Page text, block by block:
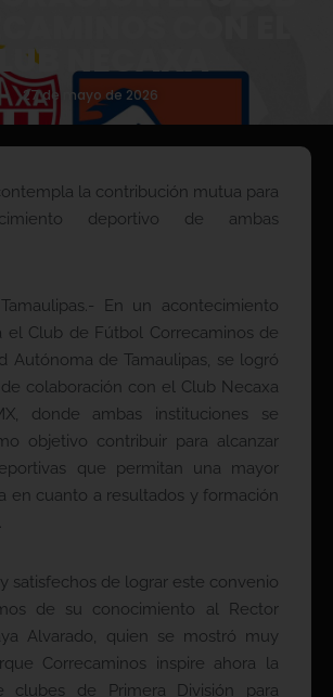
CON EL
NECAXA
27 de mayo de 2026
la contribución mutua para
deportivo de ambas
En un acontecimiento
el Club de Fútbol Correcaminos de
Autónoma de Tamaulipas, se logró
colaboración con el Club Necaxa
donde ambas instituciones se
objetivo contribuir para alcanzar
que permitan una mayor
en cuanto a resultados y formación
satisfechos de lograr este convenio
de su conocimiento al Rector
Alvarado, quien se mostró muy
Correcaminos inspire ahora la
clubes de Primera División para